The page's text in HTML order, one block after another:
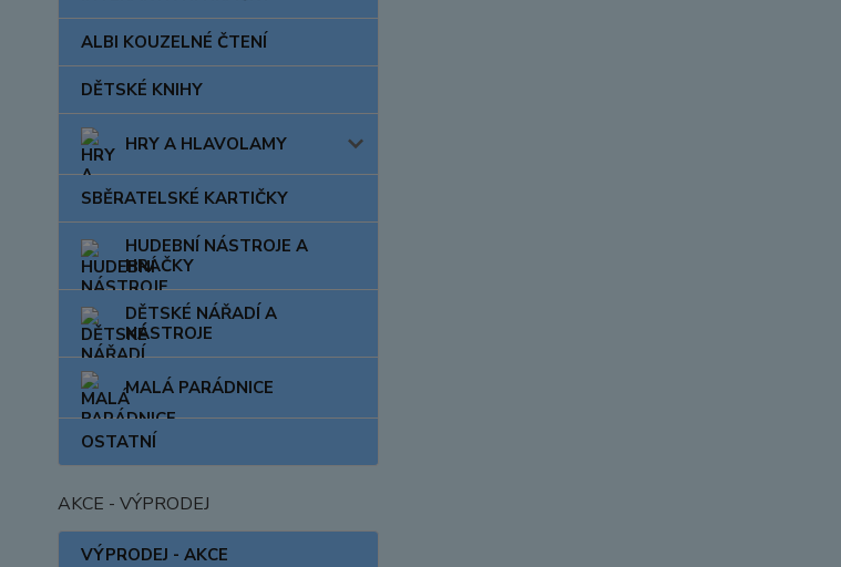
ALBI KOUZELNÉ ČTENÍ
DĚTSKÉ KNIHY
HRY A HLAVOLAMY
SBĚRATELSKÉ KARTIČKY
HUDEBNÍ NÁSTROJE A
HRAČKY
DĚTSKÉ NÁŘADÍ A
NÁSTROJE
MALÁ PARÁDNICE
OSTATNÍ
AKCE - VÝPRODEJ
VÝPRODEJ - AKCE